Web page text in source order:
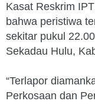
Kasat Reskrim
bahwa peristiwa
sekitar pukul
Sekadau Hulu,
“Terlapor
Perkosaan dan